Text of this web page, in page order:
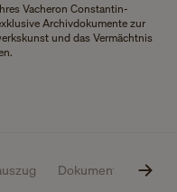
Vacheron Constantin-
Archivdokumente zur
und das Vermächtnis
Dokument für